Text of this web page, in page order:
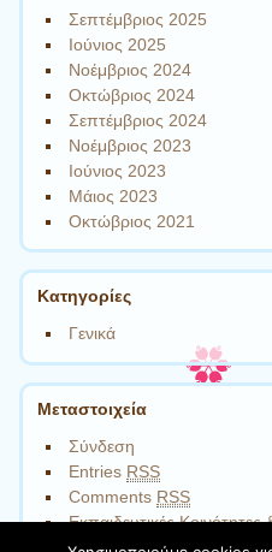
Σεπτέμβριος 2025
Ιούνιος 2025
Νοέμβριος 2024
Οκτώβριος 2024
Σεπτέμβριος 2024
Νοέμβριος 2023
Ιούνιος 2023
Μάιος 2023
Οκτώβριος 2021
Kατηγορίες
Γενικά
Μεταστοιχεία
Σύνδεση
Entries RSS
Comments RSS
Εκπαιδευτικές